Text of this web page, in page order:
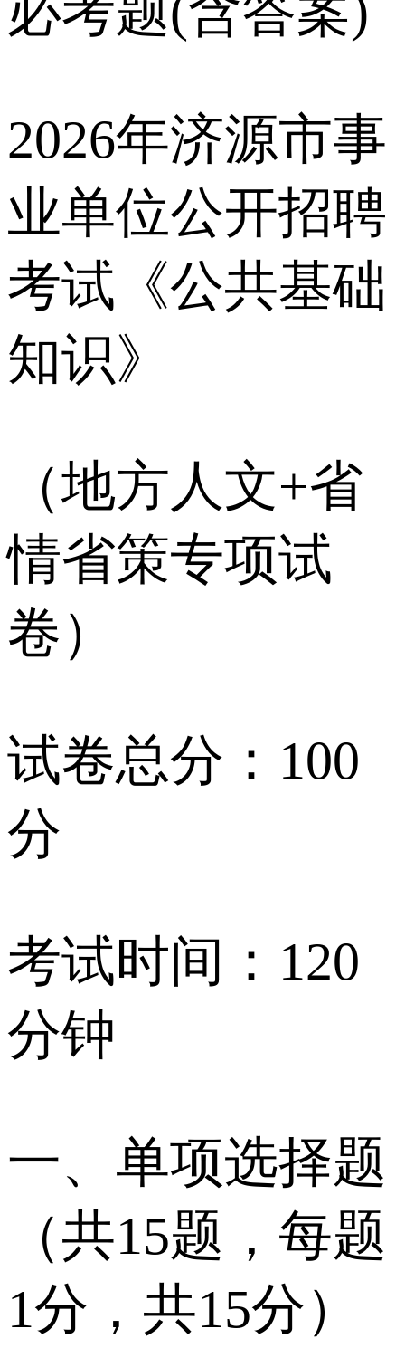
2026年济源市事
业单位公开招聘
考试《公共基础
知识》
（地方人文+省
情省策专项试
卷）
试卷总分：100
分
考试时间：120
分钟
一、单项选择题
（共15题，每题
1分，共15分）